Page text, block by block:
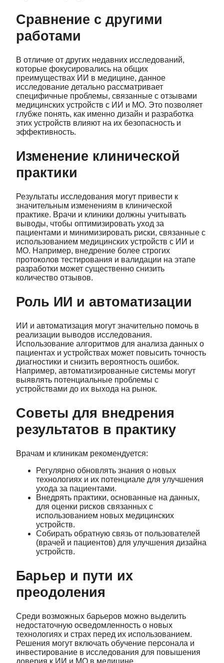
Сравнение с другими
работами
В отличие от других недавних исследований,
которые фокусировались на общих
преимуществах ИИ в медицине, данное
исследование детально рассматривает
специфичные проблемы, связанные с отзывами
медицинских устройств с ИИ и МО. Это позволяет
глубже понять, как именно дизайн и разработка
этих устройств влияют на их безопасность и
эффективность.
Изменение клинической
практики
Результаты исследования могут привести к
значительным изменениям в клинической
практике. Врачи и клиники должны учитывать
выводы, чтобы оптимизировать уход за
пациентами и минимизировать риски, связанные с
использованием медицинских устройств с ИИ и
МО. Например, внедрение более строгих
протоколов тестирования и валидации на этапе
разработки может существенно снизить
количество отзывов.
Роль ИИ и автоматизации
ИИ и автоматизация могут значительно помочь в
реализации выводов исследования.
Использование алгоритмов для анализа данных о
пациентах и устройствах может повысить точность
диагностики и снизить вероятность ошибок.
Например, автоматизированные системы могут
выявлять потенциальные проблемы с
устройствами до их выхода на рынок.
Советы для внедрения
результатов в практику
Врачам и клиникам рекомендуется:
Регулярно обновлять знания о новых
технологиях и их потенциале для улучшения
ухода за пациентами.
Внедрять практики, основанные на данных,
для оценки рисков связанных с
использованием новых медицинских
устройств.
Собирать обратную связь от пользователей
(врачей и пациентов) для улучшения дизайна
устройств.
Барьер и пути их
преодоления
Среди возможных барьеров можно выделить
недостаточную осведомленность о новых
технологиях и страх перед их использованием.
Решения могут включать обучение персонала и
инвестирование в исследования для повышения
доверия к ИИ и МО в медицине.